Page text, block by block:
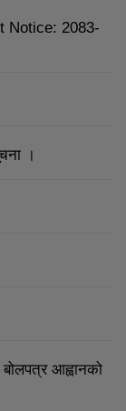
Notice: 2083-
।
आह्वानको